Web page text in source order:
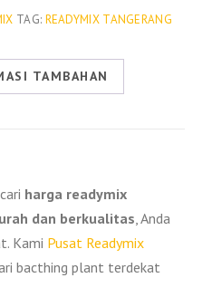
TAG: READYMIX TANGERANG
TAMBAHAN
harga readymix
dan berkualitas, Anda
Kami Pusat Readymix
bacthing plant terdekat